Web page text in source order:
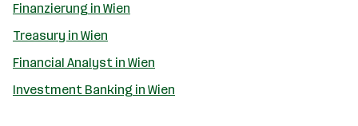
Finanzierung in Wien
Treasury in Wien
Financial Analyst in Wien
Investment Banking in Wien